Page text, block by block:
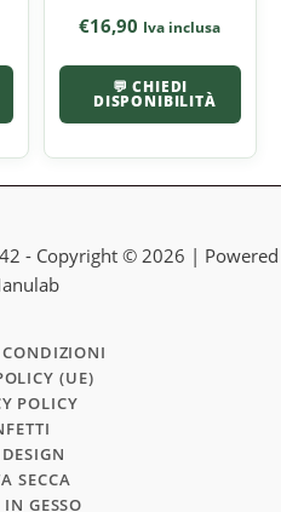
€16,90 Iva inclusa
💬 CHIEDI
DISPONIBILITÀ
- Copyright © 2026 | Powered
(UE)
POLICY
SECCA
GESSO